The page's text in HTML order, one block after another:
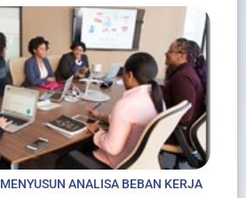
ANALISA BEBAN KERJA